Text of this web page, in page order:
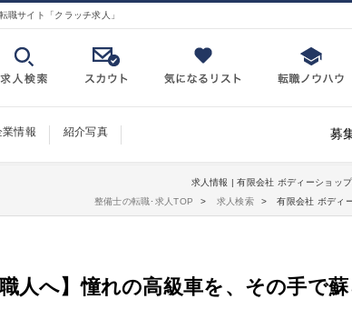
職サイト「クラッチ求人」
業情報 紹介写真 募
求人情報 | 有限会社 ボディーショッ
整備士の転職･求人TOP
求人検索 有限会社 ボディ
人へ】憧れの高級車を、その手で蘇